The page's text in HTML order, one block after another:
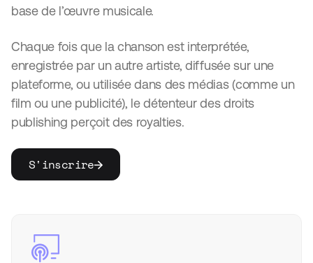
base de l’œuvre musicale.
Chaque fois que la chanson est interprétée,
enregistrée par un autre artiste, diffusée sur une
plateforme, ou utilisée dans des médias (comme un
film ou une publicité), le détenteur des droits
publishing perçoit des royalties.
S'inscrire